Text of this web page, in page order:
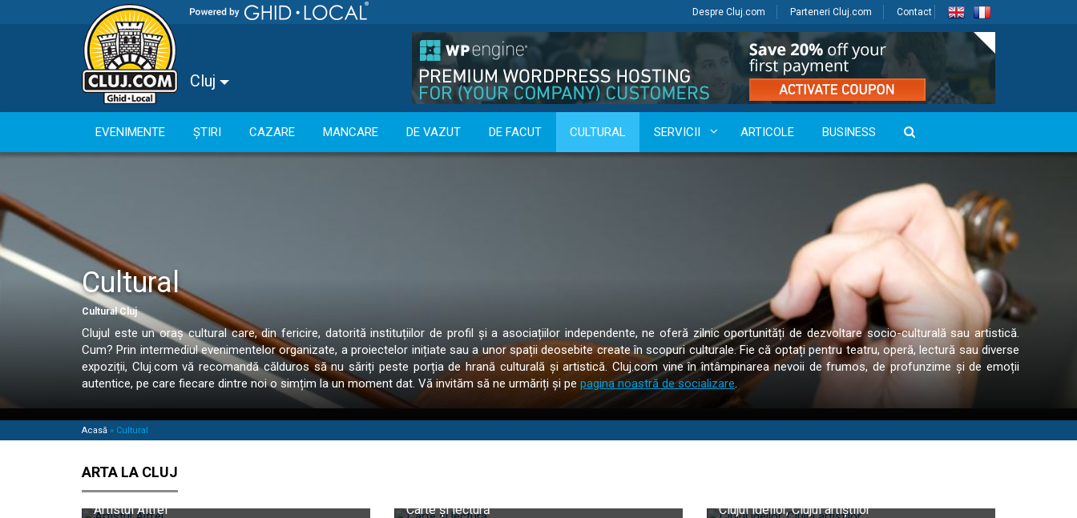
Despre Cluj.com Parteneri Cluj.com Contact
Cluj
EVENIMENTE ȘTIRI CAZARE MANCARE DE VAZUT DE FACUT CULTURAL SERVICII ARTICOLE BUSINESS
Cultural
Cultural Cluj
Clujul este un oraș cultural care, din fericire, datorită instituțiilor de profil și a asociațiilor independente, ne oferă zilnic oportunități de dezvoltare socio-culturală sau artistică.
Cum? Prin intermediul evenimentelor organizate, a proiectelor inițiate sau a unor spații deosebite create în scopuri culturale. Fie că optați pentru teatru, operă, lectură sau diverse
expoziții, Cluj.com vă recomandă călduros să nu săriți peste porția de hrană culturală și artistică. Cluj.com vine în întâmpinarea nevoii de frumos, de profunzime și de emoții
autentice, pe care fiecare dintre noi o simțim la un moment dat. Vă invităm să ne urmăriți și pe pagina noastră de socializare.
Acasă » Cultural
ARTA LA CLUJ
Artistul Altfel Carte și lectură Clujul ideilor, Clujul artiștilor